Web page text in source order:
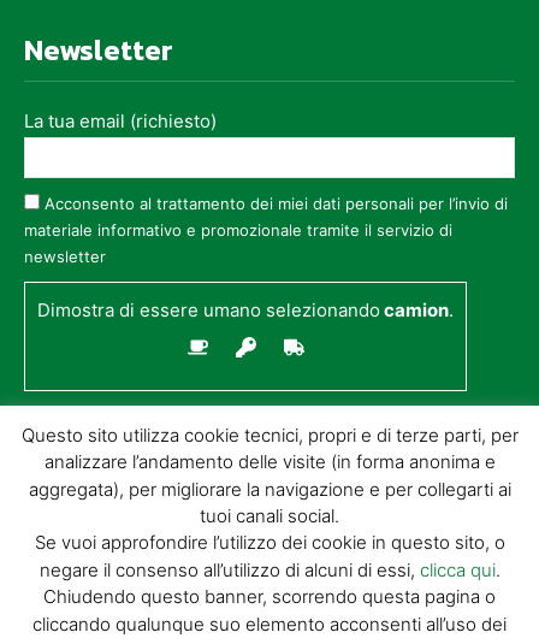
Newsletter
La tua email (richiesto)
Acconsento al trattamento dei miei dati personali per l’invio di
materiale informativo e promozionale tramite il servizio di
newsletter
Dimostra di essere umano selezionandocamion.
© GIORGIO TESI EDITRICE S.R.L. | P.IVA
01732650476 | VIA DI BADIA 14 – 51100 LOC.
BOTTEGONE (PISTOIA) |POWERED BY
Questo sito utilizza cookie tecnici, propri e di terze parti, per
analizzare l’andamento delle visite (in forma anonima e
aggregata), per migliorare la navigazione e per collegarti ai
tuoi canali social.
Se vuoi approfondire l’utilizzo dei cookie in questo sito, o
negare il consenso all’utilizzo di alcuni di essi, clicca qui.
Chiudendo questo banner, scorrendo questa pagina o
cliccando qualunque suo elemento acconsenti all’uso dei